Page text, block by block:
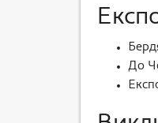
До